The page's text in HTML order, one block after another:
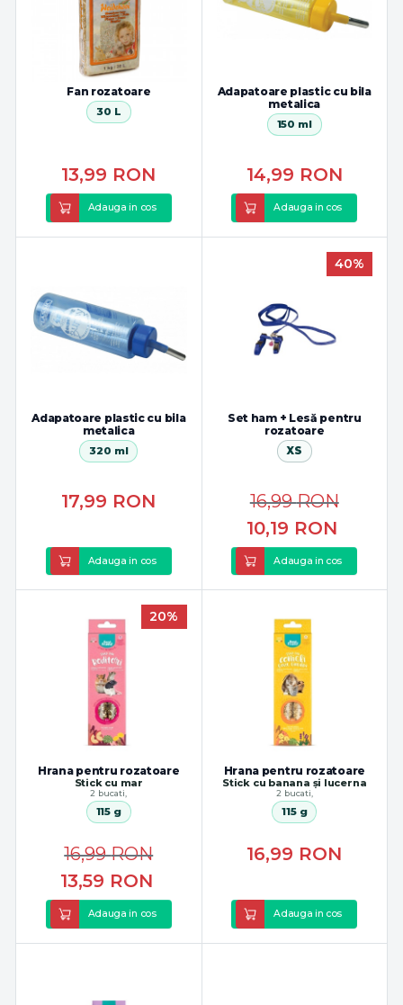
Fan rozatoare
30 L
13,99 RON
Adauga in cos
Adapatoare plastic cu bila
metalica
150 ml
14,99 RON
Adauga in cos
Adapatoare plastic cu bila
metalica
320 ml
17,99 RON
Adauga in cos
40%
Set ham + Lesă pentru
rozatoare
XS
10,19 RON
16,99RON
Adauga in cos
20%
Hrana pentru rozatoare
Stick cu mar
2 bucati,
115 g
13,59 RON
16,99RON
Adauga in cos
Hrana pentru rozatoare
Stick cu banana și lucerna
2 bucati,
115 g
16,99 RON
Adauga in cos